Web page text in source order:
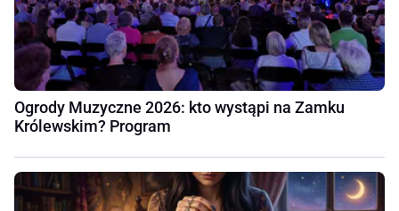
Ogrody Muzyczne 2026: kto wystąpi na Zamku
Królewskim? Program